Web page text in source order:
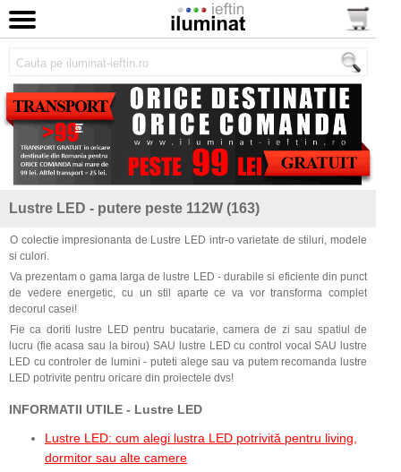
Lustre LED - putere peste 112W (163)
O colectie impresionanta de Lustre LED intr-o varietate de stiluri, modele
si culori.
Va prezentam o gama larga de lustre LED - durabile si eficiente din punct
de vedere energetic, cu un stil aparte ce va vor transforma complet
decorul casei!
Fie ca doriti lustre LED pentru bucatarie, camera de zi sau spatiul de
lucru (fie acasa sau la birou) SAU lustre LED cu control vocal SAU lustre
LED cu controler de lumini - puteti alege sau va putem recomanda lustre
LED potrivite pentru oricare din proiectele dvs!
INFORMATII UTILE - Lustre LED
Lustre LED: cum alegi lustra LED potrivită pentru living,
dormitor sau alte camere